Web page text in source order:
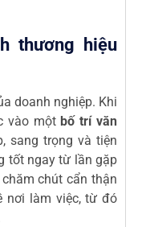
thương hiệu
doanh nghiệp. Khi
vào một bố trí văn
sang trọng và tiện
tốt ngay từ lần gặp
chút cẩn thận
nơi làm việc, từ đó